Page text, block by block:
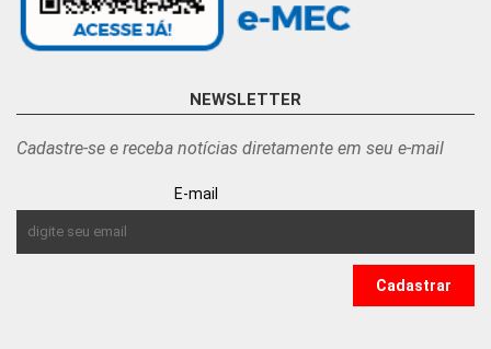
NEWSLETTER
Cadastre-se e receba notícias diretamente em seu e-mail
E-mail